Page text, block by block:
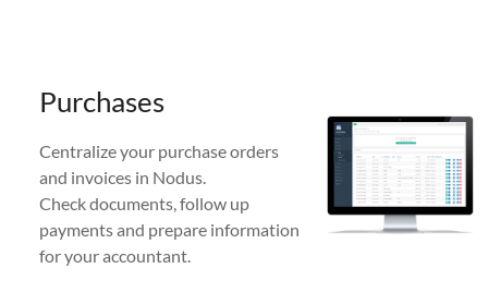
Purchases
Centralize your purchase orders
and invoices in Nodus.
Check documents, follow up
payments and prepare information
for your accountant.